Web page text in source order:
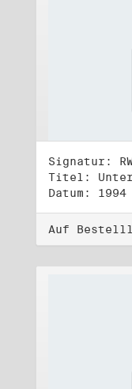
Signatur:
Datum:
Auf